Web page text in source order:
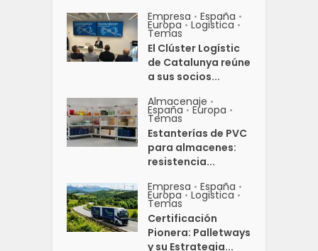
Empresa • España •
Europa • Logistica •
Temas
El Clúster Logístic
de Catalunya reúne
a sus socios...
Almacenaje •
España • Europa •
Temas
Estanterías de PVC
para almacenes:
resistencia...
Empresa • España •
Europa • Logistica •
Temas
Certificación
Pionera: Palletways
y su Estrategia...